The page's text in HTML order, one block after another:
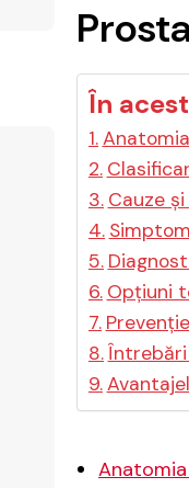
În
Cauze
Opțiuni